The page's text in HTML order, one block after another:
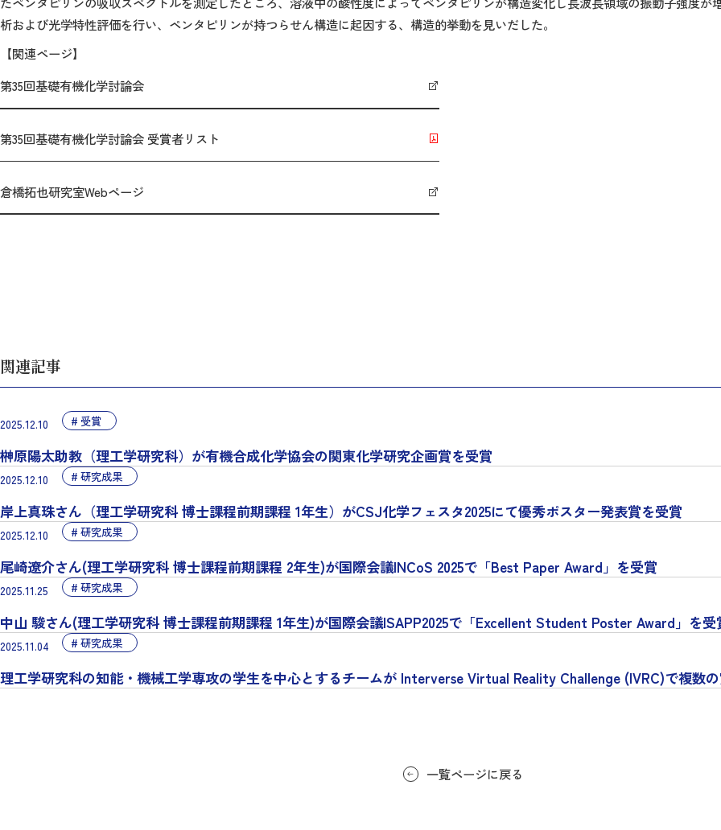
析および光学特性評価を行い、ペンタピリンが持つらせん構造に起因する、構造的挙動を見いだした。
【関連ページ】
第35回基礎有機化学討論会
第35回基礎有機化学討論会 受賞者リスト
倉橋拓也研究室Webページ
関連記事
2025.12.10 受賞
榊原陽太助教（理工学研究科）が有機合成化学協会の関東化学研究企画賞を受賞
2025.12.10 研究成果
岸上真珠さん（理工学研究科 博士課程前期課程 1年生）がCSJ化学フェスタ2025にて優秀ポスター発表賞を受賞
2025.12.10 研究成果
尾崎遼介さん(理工学研究科 博士課程前期課程 2年生)が国際会議INCoS 2025で「Best Paper Award」を受賞
2025.11.25 研究成果
中山 駿さん(理工学研究科 博士課程前期課程 1年生)が国際会議ISAPP2025で「Excellent Student Poster Award」を受
2025.11.04 研究成果
理工学研究科の知能・機械工学専攻の学生を中心とするチームが Interverse Virtual Reality Challenge (IVRC)で複数
一覧ページに戻る